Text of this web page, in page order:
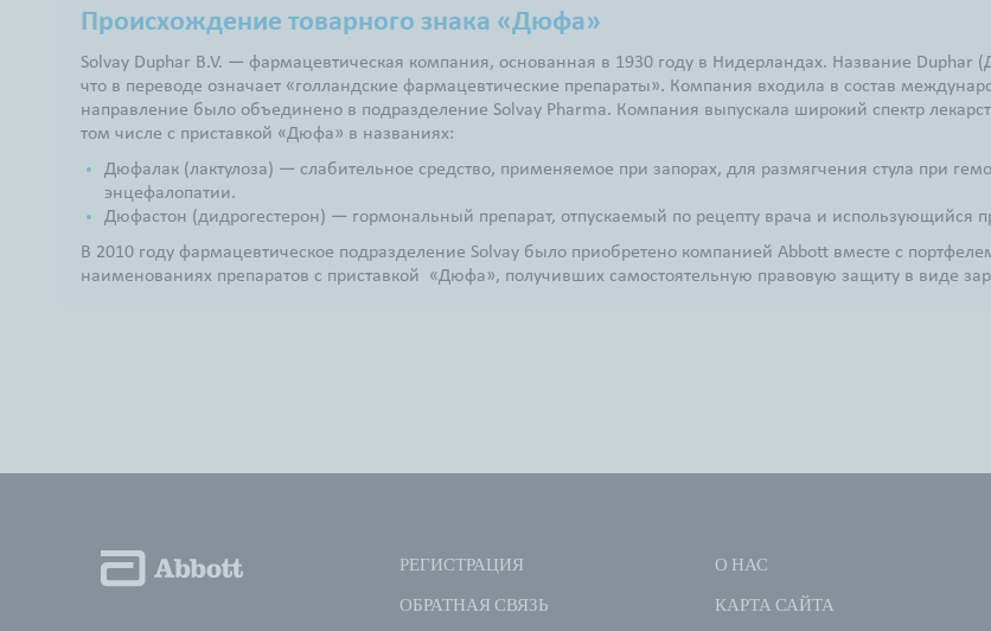
Происхождение товарного знака «Дюфа»
Solvay Duphar B.V. — фармацевтическая компания, основанная в 1930 году в Нидерландах. Название Duphar
что в переводе означает «голландские фармацевтические препараты». Компания входила в состав
направление было объединено в подразделение Solvay Pharma. Компания выпускала широкий спектр
том числе с приставкой «Дюфа» в названиях:
Дюфалак (лактулоза) — cлабительное средство, применяемое при запорах, для размягчения стула при
энцефалопатии.
Дюфастон (дидрогестерон) — гормональный препарат, отпускаемый по рецепту врача и использующийся
В 2010 году фармацевтическое подразделение Solvay было приобретено компанией Abbott вместе с
наименованиях препаратов с приставкой «Дюфа», получивших самостоятельную правовую защиту в виде
РЕГИСТРАЦИЯ
ОБРАТНАЯ СВЯЗЬ
О НАС
КАРТА САЙТА